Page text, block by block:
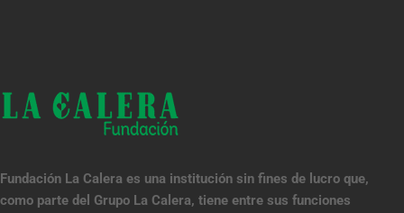
Fundación La Calera es una institución sin fines de lucro que,
como parte del Grupo La Calera, tiene entre sus funciones